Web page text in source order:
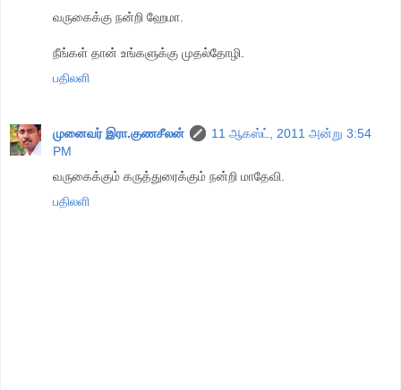
வருகைக்கு நன்றி ஹேமா.
நீங்கள் தான் உங்களுக்கு முதல்தோழி.
பதிலளி
முனைவர் இரா.குணசீலன்
11 ஆகஸ்ட், 2011 அன்று 3:54
PM
வருகைக்கும் கருத்துரைக்கும் நன்றி மாதேவி.
பதிலளி